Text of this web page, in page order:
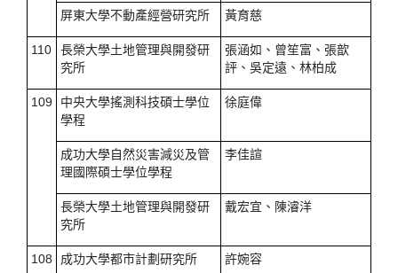
屏東大學不動產經營研究所 黃育慈
110
長榮大學土地管理與開發研
究所
張涵如、曾笙富、張歆
評、吳定遠、林柏成
109
中央大學搖測科技碩士學位
學程
徐庭偉
成功大學自然災害減災及管
理國際碩士學位學程
李佳諠
長榮大學土地管理與開發研
究所
戴宏宜、陳濬洋
108 成功大學都市計劃研究所 許婉容